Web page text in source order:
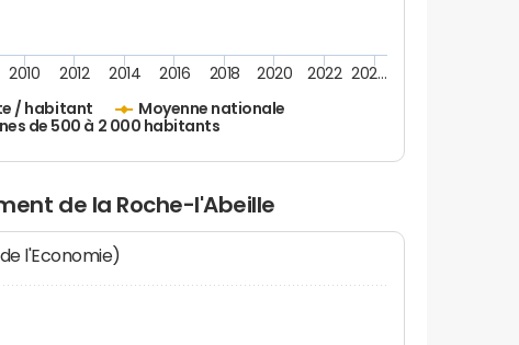
/ habitant
Moyenne nationale
de 500 à 2 000 habitants
2010 2012 2014 2016 2018 2020 2022 202…
de la Roche-l'Abeille
l'Economie)